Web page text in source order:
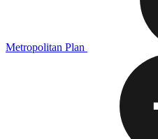
Metropolitan Plan